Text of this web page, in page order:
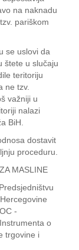
na naknadu
pariškom
se uslovi da
štete u slučaju
teritoriju
ne tzv.
važniji u
nalazi
BiH.
dostavit
proceduru.
MASLINE
-
o
trgovine i